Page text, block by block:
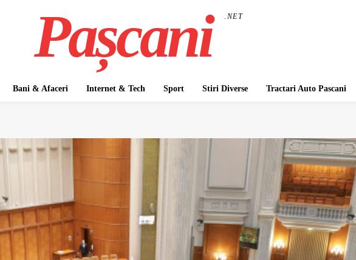
Pașcani .NET
Bani & Afaceri Internet & Tech Sport Stiri Diverse Tractari Auto Pascani